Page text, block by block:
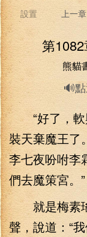
設置 上一章
第
熊貓
🔊
“好了，軟
裝天棄魔王
李七夜吩咐李
們去魔策宮。”
就是梅素瑤
聲，說道：“